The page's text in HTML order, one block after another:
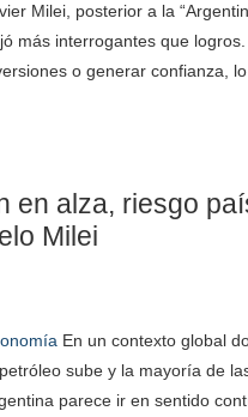
Milei, posterior a la
más interrogantes que
o generar confianza,
en alza, riesgo
Milei
En un contexto global
sube y la mayoría de
parece ir en sentido